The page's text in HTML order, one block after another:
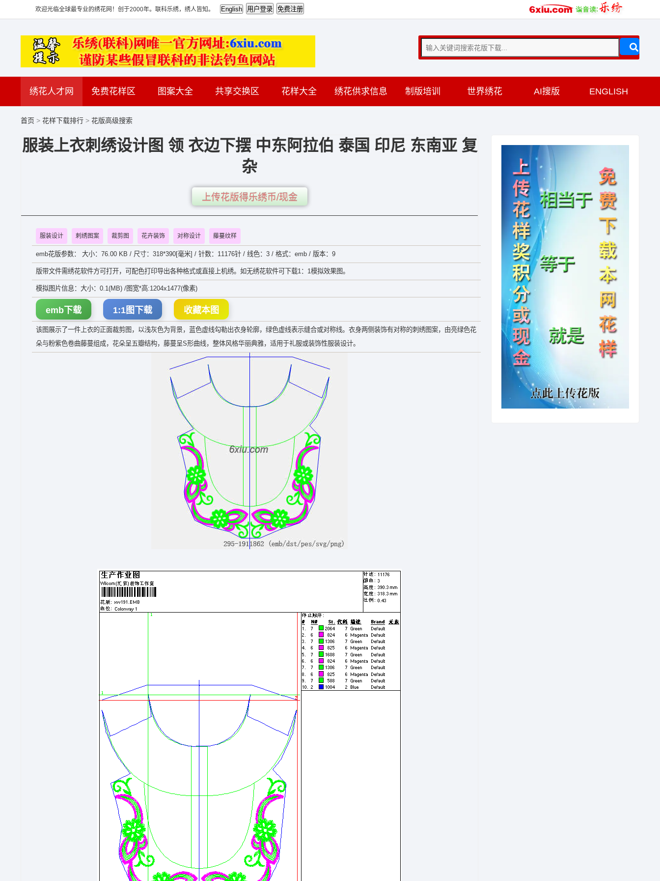
欢迎光临全球最专业的绣花网！创于2000年。联科乐绣，绣人皆知。
绣花人才网 免费花样区 图案大全 共享交换区 花样大全 绣花供求信息 制版培训 世界绣花 AI搜版 ENGLISH
首页 > 花样下载排行 > 花版高级搜索
服装上衣刺绣设计图 领 衣边下摆 中东阿拉伯 泰国 印尼 东南亚 复
杂
上传花版得乐绣币/现金
服装设计 刺绣图案 裁剪图 花卉装饰 对称设计 藤蔓纹样
emb花版参数： 大小：76.00 KB / 尺寸：318*390[毫米] / 针数：11176针 / 线色：3 / 格式：emb / 版本：9
版带文件需绣花软件方可打开，可配色打印导出各种格式或直接上机绣。如无绣花软件可下载1：1模拟效果图。
模拟图片信息：大小：0.1(MB) /图宽*高:1204x1477(像素)
emb下载 1:1图下载 收藏本图
该图展示了一件上衣的正面裁剪图，以浅灰色为背景，蓝色虚线勾勒出衣身轮廓，绿色虚线表示缝合或对称线。衣身两侧装饰有对称的刺绣图案，由亮绿色花
朵与粉紫色卷曲藤蔓组成，花朵呈五瓣结构，藤蔓呈S形曲线，整体风格华丽典雅，适用于礼服或装饰性服装设计。